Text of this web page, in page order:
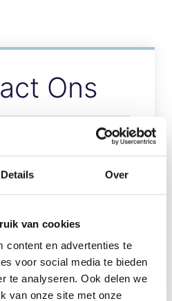
Details Over
van cookies
content en advertenties te
voor social media te bieden
te analyseren. Ook delen we
van onze site met onze
Ons
Verstuur